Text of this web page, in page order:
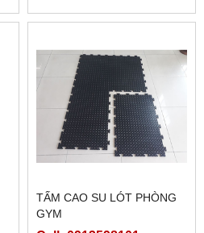
TẤM CAO SU LÓT PHÒNG
GYM